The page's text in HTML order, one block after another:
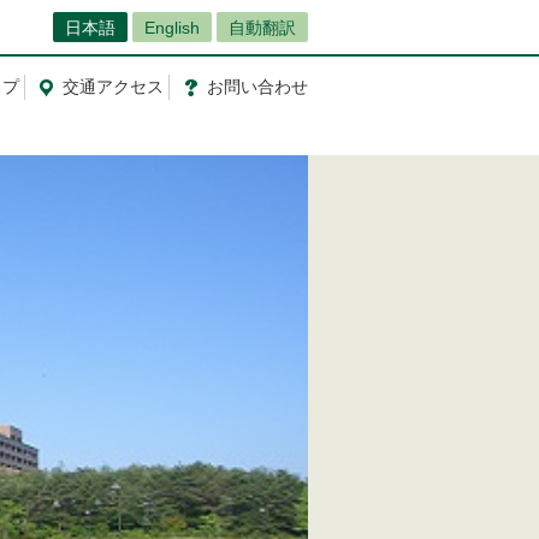
日本語 English 自動翻訳
交通アクセス お問い合わせ